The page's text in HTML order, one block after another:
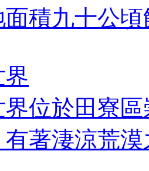
積九十公
界
界位於田寮
著淒涼荒